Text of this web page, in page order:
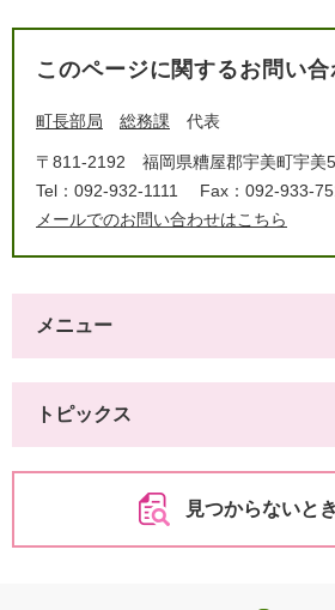
このページに関するお問い
町長部局 総務課 代表
〒811-2192
福岡県糟屋郡宇美町宇美
Tel：092-932-1111
Fax：092-933-
メールでのお問い合わせはこちら
メニュー
トピックス
見つからないと